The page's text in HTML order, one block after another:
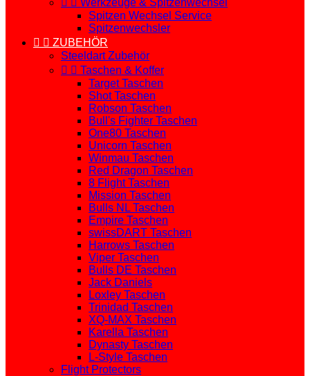
  Werkzeuge & Spitzenwechsel
Spitzen Wechsel Service
Spitzenwechsler
  ZUBEHÖR
Steeldart Zubehör
  Taschen & Koffer
Target Taschen
Shot Taschen
Robson Taschen
Bull's Fighter Taschen
One80 Taschen
Unicorn Taschen
Winmau Taschen
Red Dragon Taschen
8 Flight Taschen
Mission Taschen
Bulls NL Taschen
Empire Taschen
swissDART Taschen
Harrows Taschen
Viper Taschen
Bulls DE Taschen
Jack Daniels
Loxley Taschen
Trinidad Taschen
XQ-MAX Taschen
Karella Taschen
Dynasty Taschen
L-Style Taschen
Flight Protectors